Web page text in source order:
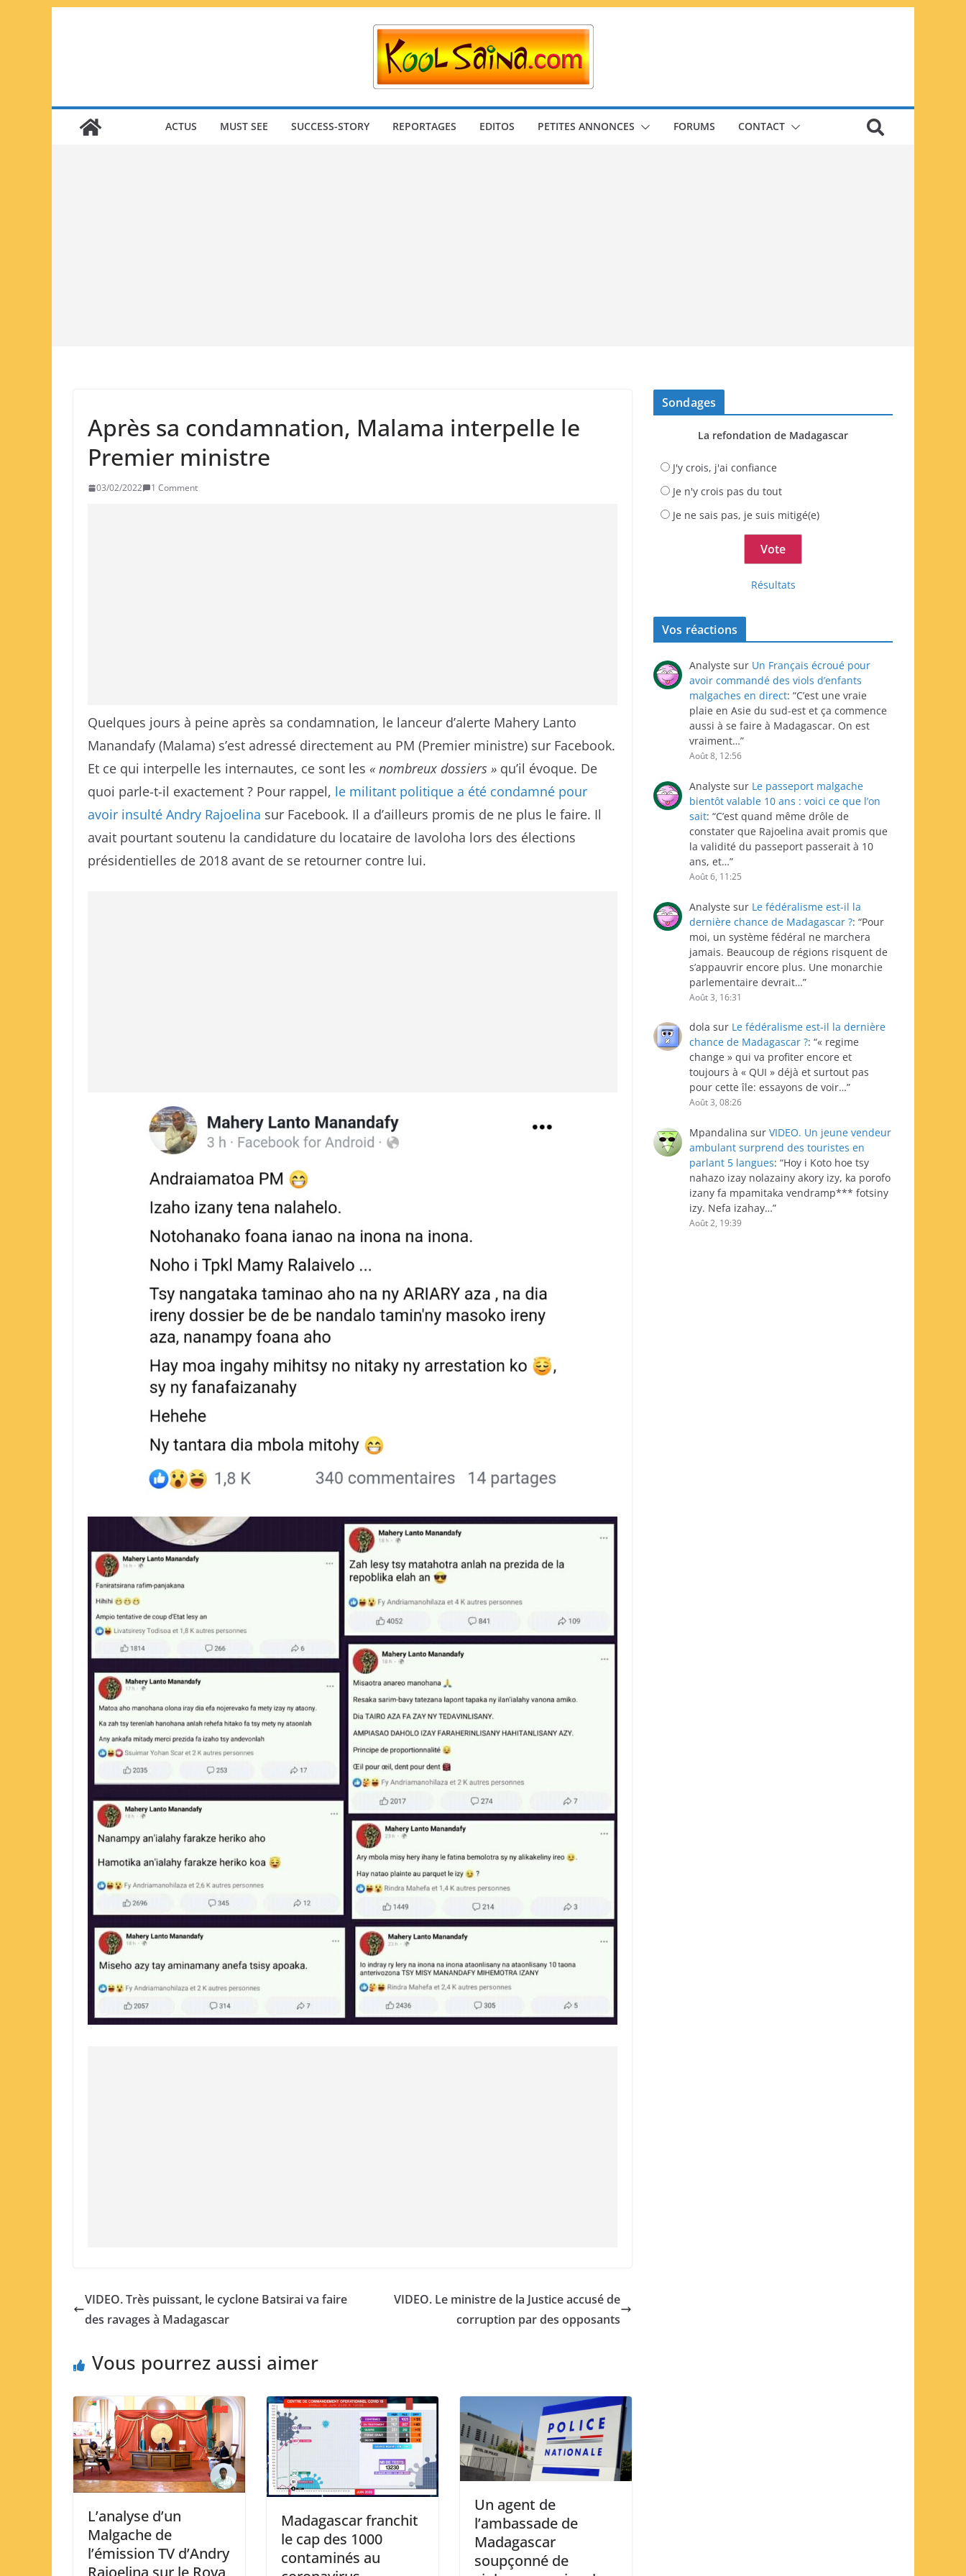
ACTUS MUST SEE SUCCESS-STORY REPORTAGES EDITOS PETITES ANNONCES FORUMS CONTACT
Après sa condamnation, Malama interpelle le
Premier ministre
03/02/2022 1 Comment
Quelques jours à peine après sa condamnation, le lanceur d’alerte Mahery Lanto
Manandafy (Malama) s’est adressé directement au PM (Premier ministre) sur Facebook.
Et ce qui interpelle les internautes, ce sont les « nombreux dossiers » qu’il évoque. De
quoi parle-t-il exactement ? Pour rappel, le militant politique a été condamné pour
avoir insulté Andry Rajoelina sur Facebook. Il a d’ailleurs promis de ne plus le faire. Il
avait pourtant soutenu la candidature du locataire de Iavoloha lors des élections
présidentielles de 2018 avant de se retourner contre lui.
VIDEO. Très puissant, le cyclone Batsirai va faire
des ravages à Madagascar
VIDEO. Le ministre de la Justice accusé de
corruption par des opposants
Vous pourrez aussi aimer
L’analyse d’un
Malgache de
l’émission TV d’Andry
Rajoelina sur le Rova
Madagascar franchit
le cap des 1000
contaminés au
Un agent de
l’ambassade de
Madagascar
soupçonné de
Sondages
La refondation de Madagascar
J'y crois, j'ai confiance
Je n'y crois pas du tout
Je ne sais pas, je suis mitigé(e)
Résultats
Vos réactions
Analyste sur Un Français écroué pour
avoir commandé des viols d’enfants
malgaches en direct: “C’est une vraie
plaie en Asie du sud-est et ça commence
aussi à se faire à Madagascar. On est
vraiment…”
Août 8, 12:56
Analyste sur Le passeport malgache
bientôt valable 10 ans : voici ce que l’on
sait: “C’est quand même drôle de
constater que Rajoelina avait promis que
la validité du passeport passerait à 10
ans, et…”
Août 6, 11:25
Analyste sur Le fédéralisme est-il la
dernière chance de Madagascar ?: “Pour
moi, un système fédéral ne marchera
jamais. Beaucoup de régions risquent de
s’appauvrir encore plus. Une monarchie
parlementaire devrait…”
Août 3, 16:31
dola sur Le fédéralisme est-il la dernière
chance de Madagascar ?: “« regime
change » qui va profiter encore et
toujours à « QUI » déjà et surtout pas
pour cette île: essayons de voir…”
Août 3, 08:26
Mpandalina sur VIDEO. Un jeune vendeur
ambulant surprend des touristes en
parlant 5 langues: “Hoy i Koto hoe tsy
nahazo izay nolazainy akory izy, ka porofo
izany fa mpamitaka vendramp*** fotsiny
izy. Nefa izahay…”
Août 2, 19:39